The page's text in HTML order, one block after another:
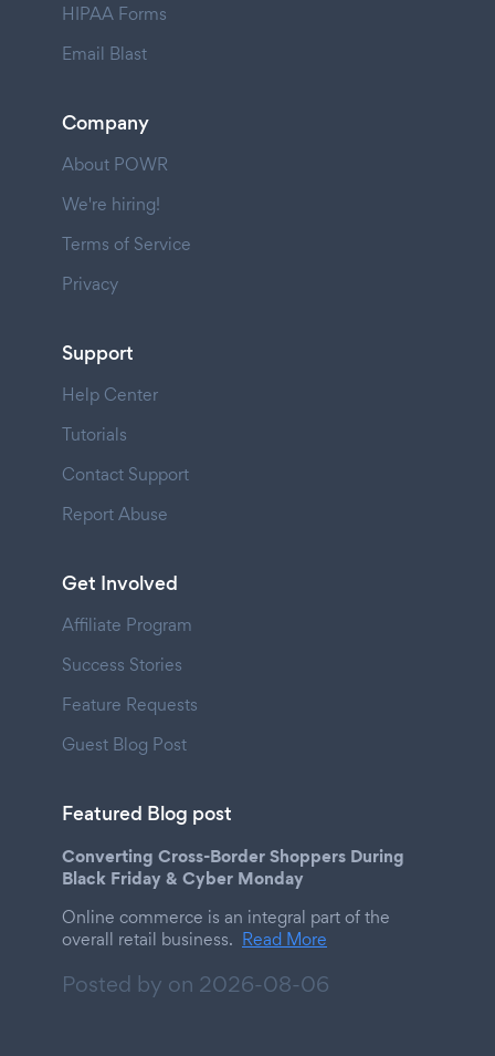
HIPAA Forms
Email Blast
Company
About POWR
We're hiring!
Terms of Service
Privacy
Support
Help Center
Tutorials
Contact Support
Report Abuse
Get Involved
Affiliate Program
Success Stories
Feature Requests
Guest Blog Post
Featured Blog post
Converting Cross-Border Shoppers During
Black Friday & Cyber Monday
Online commerce is an integral part of the
overall retail business. Read More
Posted by on 2026-08-06